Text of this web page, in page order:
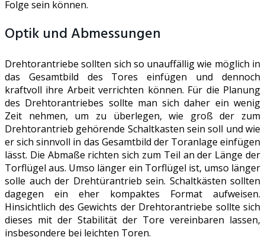
Folge sein können.
Optik und Abmessungen
Drehtorantriebe sollten sich so unauffällig wie möglich in
das Gesamtbild des Tores einfügen und dennoch
kraftvoll ihre Arbeit verrichten können. Für die Planung
des Drehtorantriebes sollte man sich daher ein wenig
Zeit nehmen, um zu überlegen, wie groß der zum
Drehtorantrieb gehörende Schaltkasten sein soll und wie
er sich sinnvoll in das Gesamtbild der Toranlage einfügen
lässt. Die Abmaße richten sich zum Teil an der Länge der
Torflügel aus. Umso länger ein Torflügel ist, umso länger
solle auch der Drehtürantrieb sein. Schaltkästen sollten
dagegen ein eher kompaktes Format aufweisen.
Hinsichtlich des Gewichts der Drehtorantriebe sollte sich
dieses mit der Stabilität der Tore vereinbaren lassen,
insbesondere bei leichten Toren.